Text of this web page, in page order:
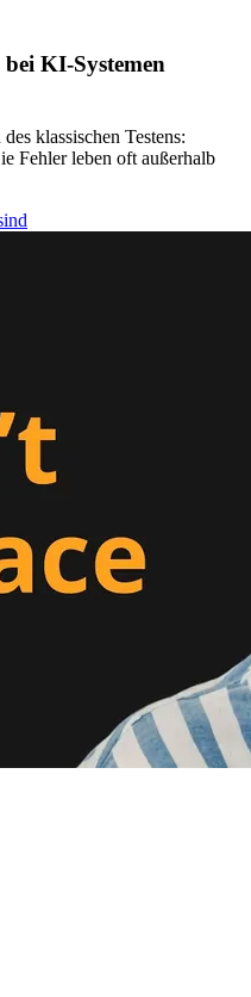
KI-Systemen
klassischen Testens:
Fehler leben oft außerhalb